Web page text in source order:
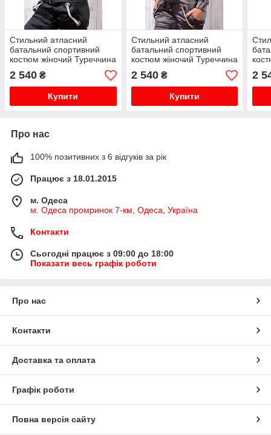
Стильний атласний
батальний спортивний
костюм жіночий Туреччина
на блискавці XS S M L XL
чорний
2 540 ₴
Купити
Стильний атласний
батальний спортивний
костюм жіночий Туреччина
на блискавці XS S M L XL
хакі
2 540₴
Купити
на
2
Про нас
100% позитивних з 6 відгуків за рік
Працює з 18.01.2015
м. Одеса
м. Одеса промринок 7-км, Одеса, Україна
Контакти
Сьогодні працює з 09:00 до 18:00
Показати весь графік роботи
Про нас
Контакти
Доставка та оплата
Графік роботи
Повна версія сайту